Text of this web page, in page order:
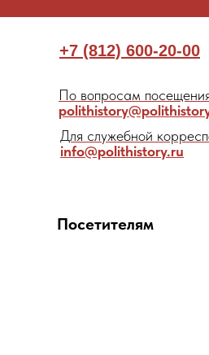
+7 (812) 600-20-00
По вопросам
Для служебной
info@polithistory.ru
Посетителям